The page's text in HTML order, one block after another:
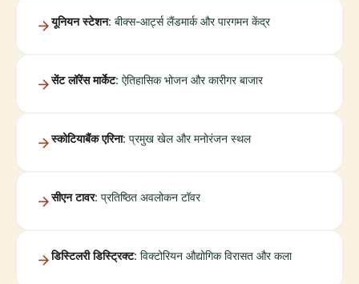
यूनियन स्टेशन: बीक्स-आर्ट्स लैंडमार्क और पारगमन केंद्र
सेंट लॉरेंस मार्केट: ऐतिहासिक भोजन और कारीगर बाजार
स्कोटियाबैंक एरिना: प्रमुख खेल और मनोरंजन स्थल
सीएन टावर: प्रतिष्ठित अवलोकन टॉवर
डिस्टिलरी डिस्ट्रिक्ट: विक्टोरियन औद्योगिक विरासत और कला